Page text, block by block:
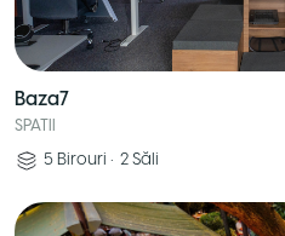
Baza7
SPATII
5 Birouri • 2 Săli